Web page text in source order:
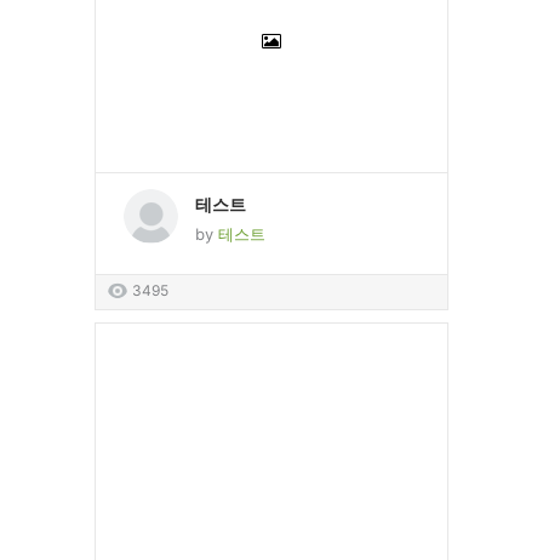
테스트
by 테스트
3495